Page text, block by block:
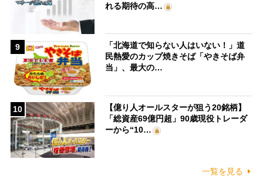
れる期待の高…
9
「北海道で知らない人はいない！」道
民熱愛のカップ焼きそば「やきそば弁
当」、最大の…
10
【億り人オールスターが狙う20銘柄】
「総資産69億円超」90歳現役トレーダ
ーから“10…
一覧を見る